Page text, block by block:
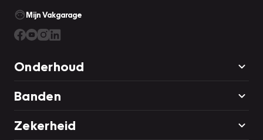
Mijn Vakgarage
Onderhoud
Banden
Zekerheid